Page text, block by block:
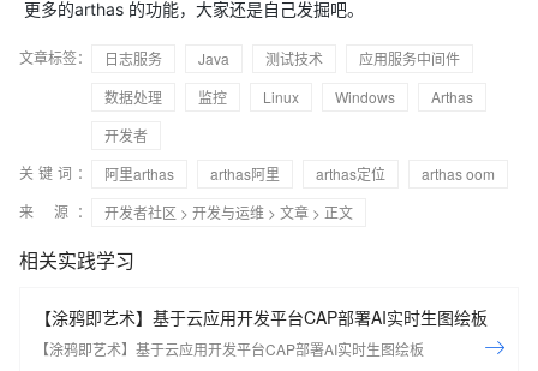
更多的arthas 的功能，大家还是自己发掘吧。
文章标签： 日志服务 Java 测试技术
应用服务中间件
数据处理
监控 Linux Windows
Arthas
开发者
关键词：
阿里arthas arthas阿里 arthas定位
arthas oom
来 源：
开发者社区 > 开发与运维 > 文章 > 正文
相关实践学习
【涂鸦即艺术】基于云应用开发平台CAP部署AI实时生图绘板
【涂鸦即艺术】基于云应用开发平台CAP部署AI实时生图绘板